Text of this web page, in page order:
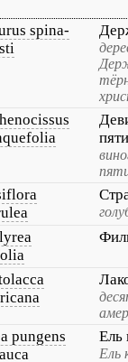
spina-
pungens
Ель
Ель